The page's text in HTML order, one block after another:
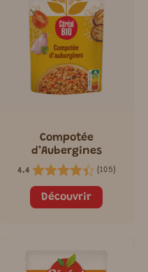
Compotée
d’Aubergines
4.4 (105)
Découvrir